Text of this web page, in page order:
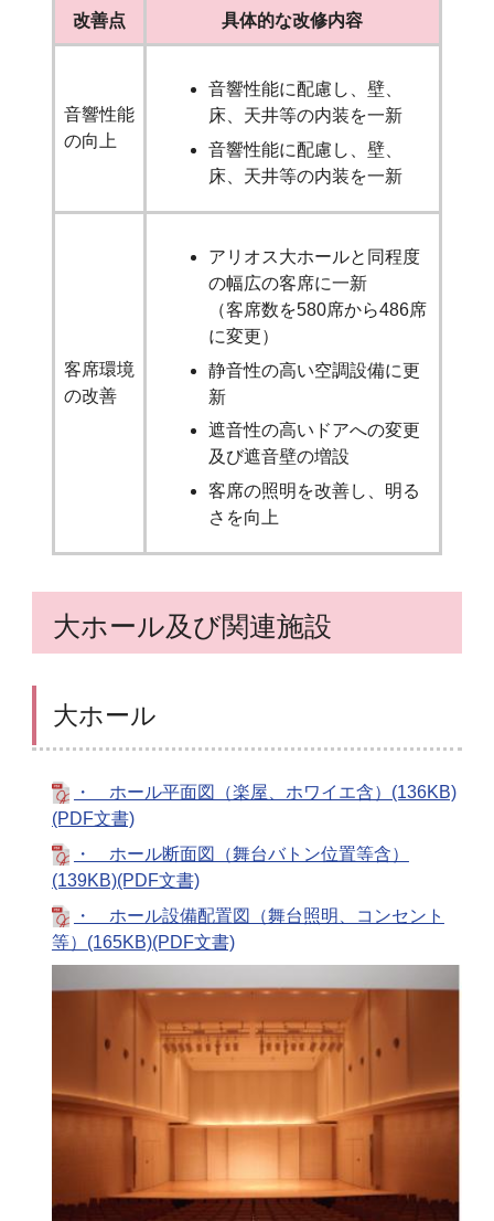
改善点 具体的な改修内容
音響性能
の向上
音響性能に配慮し、壁、
床、天井等の内装を一新
音響性能に配慮し、壁、
床、天井等の内装を一新
客席環境
の改善
アリオス大ホールと同程度
の幅広の客席に一新
（客席数を580席から486席
に変更）
静音性の高い空調設備に更
新
遮音性の高いドアへの変更
及び遮音壁の増設
客席の照明を改善し、明る
さを向上
大ホール及び関連施設
大ホール
・ ホール平面図（楽屋、ホワイエ含）(136KB)
(PDF文書)
・ ホール断面図（舞台バトン位置等含）
(139KB)(PDF文書)
・ ホール設備配置図（舞台照明、コンセント
等）(165KB)(PDF文書)